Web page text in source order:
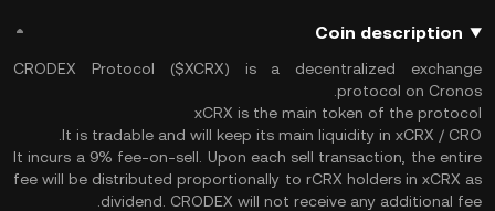
Coin description
CRODEX Protocol ($XCRX) is a decentralized exchange
protocol on Cronos.
xCRX is the main token of the protocol
It is tradable and will keep its main liquidity in xCRX / CRO.
It incurs a 9% fee-on-sell. Upon each sell transaction, the entire
fee will be distributed proportionally to rCRX holders in xCRX as
dividend. CRODEX will not receive any additional fee.